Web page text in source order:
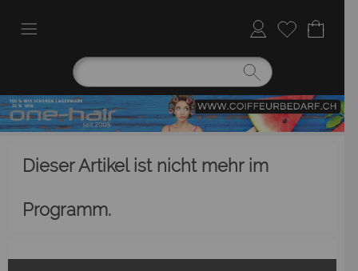
Dieser Artikel ist nicht mehr im
Programm.